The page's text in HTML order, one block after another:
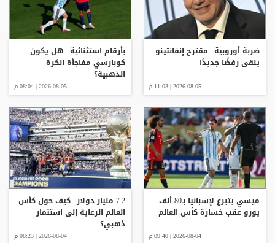
ضربة أوروبية.. مقترح إنفانتينو
يلقى رفضًا جديدًا
2026-08-05 | 11:03 م
بأرقام استثنائية.. هل يكون
كوبارسي مفاجأة الكرة
الذهبية؟
2026-08-05 | 08:04 م
ميسي يتبرع لإسبانيا بـ80 ألف
يورو عقب خسارة كأس العالم
2026-08-04 | 09:40 م
7.2 مليار دولار.. كيف حول كأس
العالم الرعاية إلى استثمار
ذهبي؟
2026-08-04 | 08:23 م